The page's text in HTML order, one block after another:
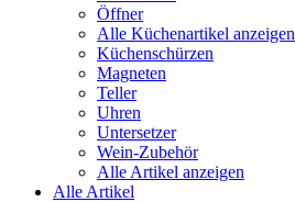
Öffner
Alle Küchenartikel anzeigen
Küchenschürzen
Magneten
Teller
Uhren
Untersetzer
Wein-Zubehör
Alle Artikel anzeigen
Alle Artikel